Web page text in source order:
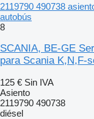
2119790 490738
autobús
8
SCANIA, BE-GE
para Scania K,N,F-
125 € Sin IVA
Asiento
2119790 490738
diésel